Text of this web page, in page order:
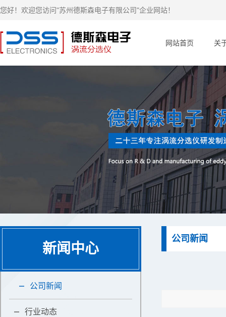
您好！欢迎您访问"苏州德斯森电子有限公司"企业网站！
网站首页 关
新闻中心
公司新闻
行业动态
公司新闻